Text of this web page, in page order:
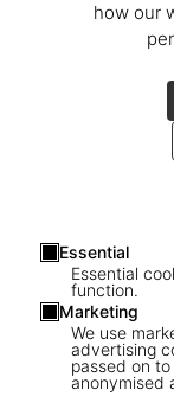
how our
Essential
Essential
function.
Marketing
We use
advertising
passed on
anonymised